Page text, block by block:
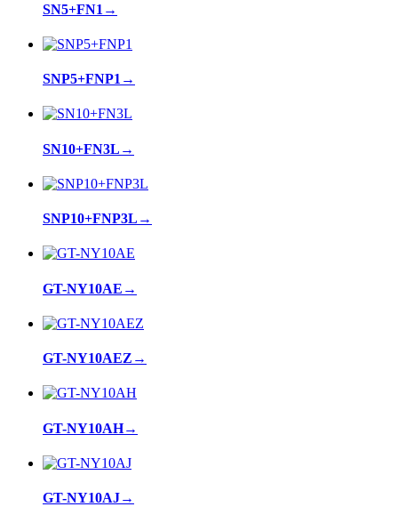
SN5+FN1 →
SNP5+FNP1 →
SN10+FN3L →
SNP10+FNP3L →
GT-NY10AE →
GT-NY10AEZ →
GT-NY10AH→
GT-NY10AJ→